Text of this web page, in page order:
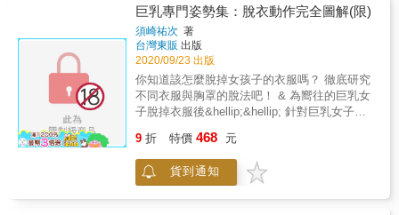
試圖去搜尋作品背後蘊藏的內涵與題旨。
巨乳專門姿勢集：脫衣動作完全圖解(限)
須崎祐次 著
台灣東販 出版
2020/09/23 出版
你知道該怎麼脫掉女孩子的衣服嗎？ 徹底研究
不同衣服與胸罩的脫法吧！ & 為嚮往的巨乳女
子脫掉衣服後&hellip;&hellip; 針對巨乳女子打
攝影師，此為他最新的作品攝影集。 當中邀請
到桐谷茉莉、詩月圓、乃木螢、花宮亞夢、水
卜櫻、凛音桃花等重量級人物擔任模特兒，風
9 折 特價 468 元
貨到通知